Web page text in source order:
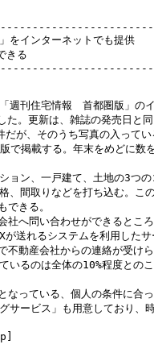
をインターネットでも提供
きる
週刊住宅情報　首都圏版」の
。更新は、雑誌の発売日と
だが、そのうち写真の入って
で掲載する。年末をめどに数
ョン、一戸建て、土地の3つの
、間取りなどを打ち込む。こ
できる。
社へ問い合わせができるとこ
送れるシステムを利用したサ
不動産会社からの連絡が受け
いるのは全体の10%程度との
なっている、個人の条件に合
サービス」も用意しており、